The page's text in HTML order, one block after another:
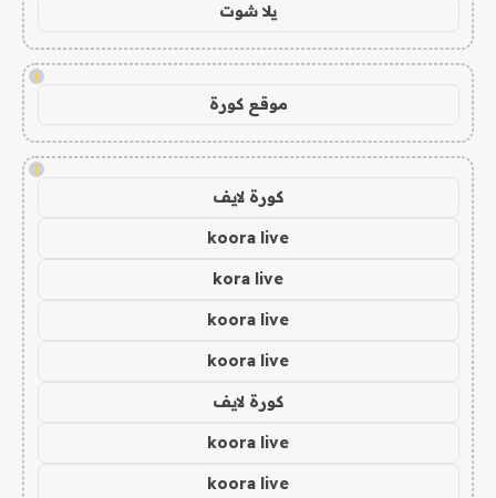
يلا شوت
!
موقع كورة
!
كورة لايف
koora live
kora live
koora live
koora live
كورة لايف
koora live
koora live